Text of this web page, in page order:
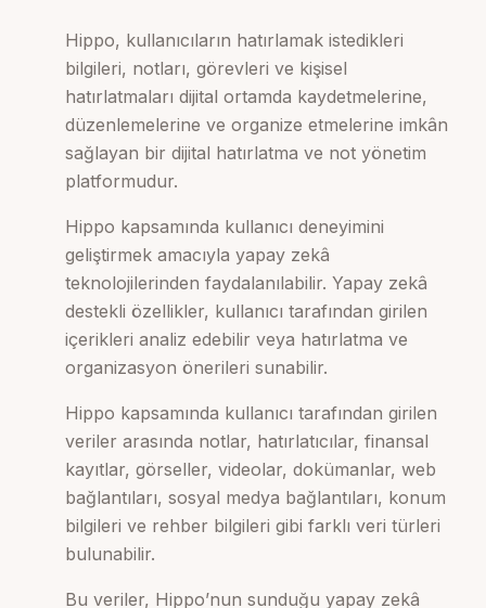
Hippo, kullanıcıların hatırlamak istedikleri
bilgileri, notları, görevleri ve kişisel
hatırlatmaları dijital ortamda kaydetmelerine,
düzenlemelerine ve organize etmelerine imkân
sağlayan bir dijital hatırlatma ve not yönetim
platformudur.
Hippo kapsamında kullanıcı deneyimini
geliştirmek amacıyla yapay zekâ
teknolojilerinden faydalanılabilir. Yapay zekâ
destekli özellikler, kullanıcı tarafından girilen
içerikleri analiz edebilir veya hatırlatma ve
organizasyon önerileri sunabilir.
Hippo kapsamında kullanıcı tarafından girilen
veriler arasında notlar, hatırlatıcılar, finansal
kayıtlar, görseller, videolar, dokümanlar, web
bağlantıları, sosyal medya bağlantıları, konum
bilgileri ve rehber bilgileri gibi farklı veri türleri
bulunabilir.
Bu veriler, Hippo’nun sunduğu yapay zekâ